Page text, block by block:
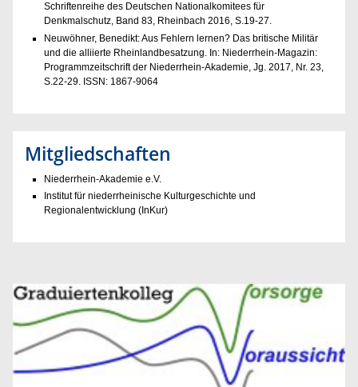
Schriftenreihe des Deutschen Nationalkomitees für
Denkmalschutz, Band 83, Rheinbach 2016, S.19-27.
Neuwöhner, Benedikt: Aus Fehlern lernen? Das britische Militär
und die alliierte Rheinlandbesatzung. In: Niederrhein-Magazin:
Programmzeitschrift der Niederrhein-Akademie, Jg. 2017, Nr. 23,
S.22-29. ISSN: 1867-9064
Mitgliedschaften
Niederrhein-Akademie e.V.
Institut für niederrheinische Kulturgeschichte und
Regionalentwicklung (InKur)